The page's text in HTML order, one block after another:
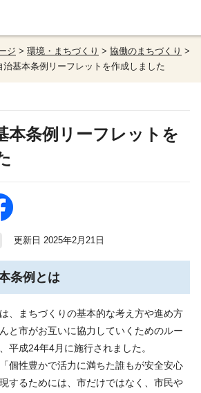
ジ > 環境・まちづくり > 協働のまちづくり >
治基本条例リーフレットを作成しました
本条例リーフレットを
更新日 2025年2月21日
条例とは
、まちづくりの基本的な考え方や進め方
と市がお互いに協力していくためのルー
平成24年4月に施行されました。
個性豊かで活力に満ちた誰もが安全安心
するためには、市だけではなく、市民や